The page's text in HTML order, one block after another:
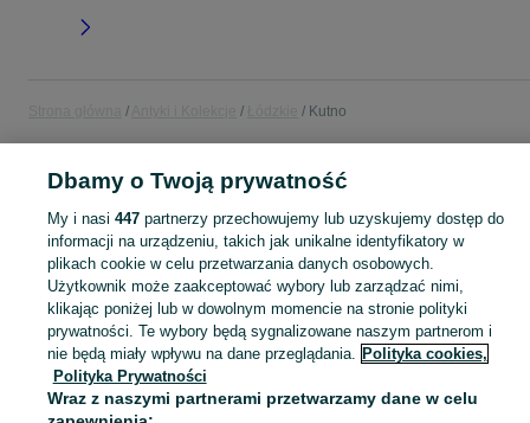
Kutno
ANTYKI I KOLEKCJE
KATEGORIA
Antyki i przedmioty kolekcjonerskie na OLX – odkryj wyjątkowe oferty antyków i rzadkich przedmiotów. Sprawdź unikalne kolekcje! Kutno i okolice. Zobacz
Mapa kategorii
Mapa miejscowości
Mapa ministron
Dbamy o Twoją prywatność
My i nasi 447partnerzy przechowujemy lub uzyskujemy dostęp do
informacji na urządzeniu, takich jak unikalne identyfikatory w
plikach cookie w celu przetwarzania danych osobowych.
Użytkownik może zaakceptować wybory lub zarządzać nimi,
klikając poniżej lub w dowolnym momencie na stronie polityki
prywatności. Te wybory będą sygnalizowane naszym partnerom i
nie będą miały wpływu na dane przeglądania. Polityka cookies,
Polityka Prywatności
Wraz z naszymi partnerami przetwarzamy dane w celu